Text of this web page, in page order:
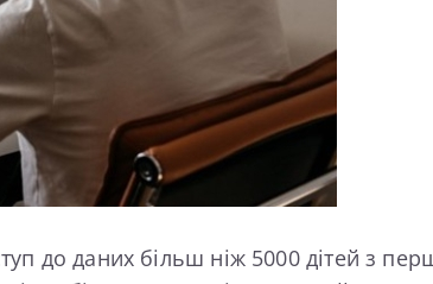
до даних більш ніж 5000 дітей з